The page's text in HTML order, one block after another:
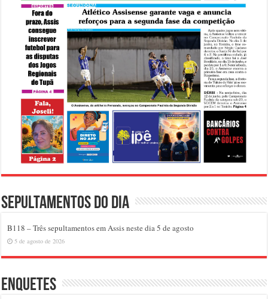
Sepultamentos do dia
B118 – Três sepultamentos em Assis neste dia 5 de agosto
5 de agosto de 2026
Enquetes